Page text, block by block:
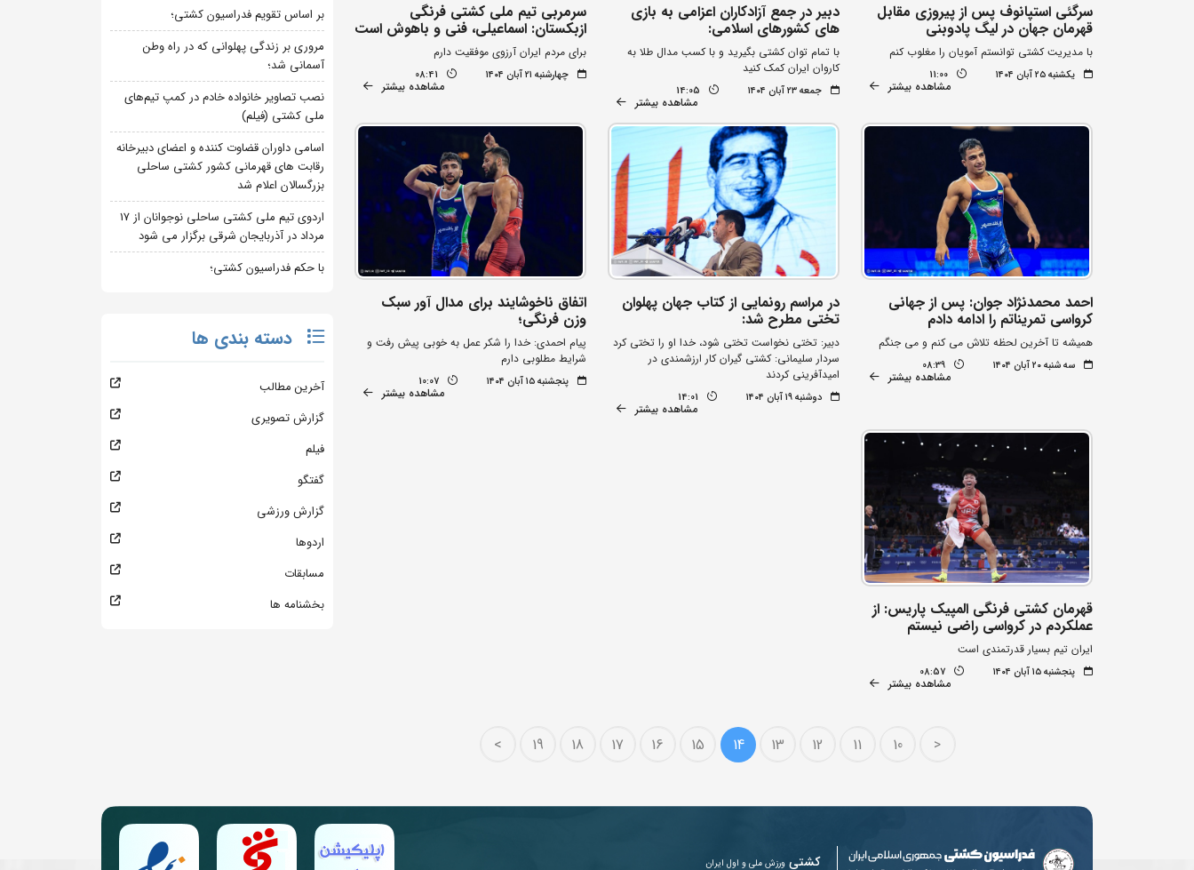
سرگئی استپانوف پس از پیروزی مقابل
قهرمان جهان در لیگ پادوبنی
با مدیریت کشتی توانستم آمویان را مغلوب کنم
یکشنبه ۲۵ آبان ۱۴۰۴ 11:00
مشاهده بیشتر
دبیر در جمع آزادکاران اعزامی به بازی
های کشورهای اسلامی:
با تمام توان کشتی بگیرید و با کسب مدال طلا به
کاروان ایران کمک کنید
جمعه ۲۳ آبان ۱۴۰۴ 14:05
مشاهده بیشتر
سرمربی تیم ملی کشتی فرنگی
ازبکستان: اسماعیلی، فنی و باهوش است
برای مردم ایران آرزوی موفقیت دارم
چهارشنبه ۲۱ آبان ۱۴۰۴ 08:41
مشاهده بیشتر
احمد محمدنژاد جوان: پس از جهانی
کرواسی تمریناتم را ادامه دادم
همیشه تا آخرین لحظه تلاش می کنم و می جنگم
سه شنبه ۲۰ آبان ۱۴۰۴ 08:39
مشاهده بیشتر
در مراسم رونمایی از کتاب جهان پهلوان
تختی مطرح شد:
دبیر: تختی نخواست تختی شود، خدا او را تختی کرد
سردار سلیمانی: کشتی گیران کار ارزشمندی در
امیدآفرینی کردند
دوشنبه ۱۹ آبان ۱۴۰۴ 14:01
مشاهده بیشتر
اتفاق ناخوشایند برای مدال آور سبک
وزن فرنگی؛
پیام احمدی: خدا را شکر عمل به خوبی پیش رفت و
شرایط مطلوبی دارم
پنجشنبه ۱۵ آبان ۱۴۰۴ 10:07
مشاهده بیشتر
قهرمان کشتی فرنگی المپیک پاریس: از
عملکردم در کرواسی راضی نیستم
ایران تیم بسیار قدرتمندی است
پنجشنبه ۱۵ آبان ۱۴۰۴ 08:57
مشاهده بیشتر
<
10
11
12
13
14
15
16
17
18
19
>
بر اساس تقویم فدراسیون کشتی؛
مروری بر زندگی پهلوانی که در راه وطن
آسمانی شد؛
نصب تصاویر خانواده خادم در کمپ تیم‌های
ملی کشتی (فیلم)
اسامی داوران قضاوت کننده و اعضای دبیرخانه
رقابت های قهرمانی کشور کشتی ساحلی
بزرگسالان اعلام شد
اردوی تیم ملی کشتی ساحلی نوجوانان از 17
مرداد در آذربایجان شرقی برگزار می شود
با حکم فدراسیون کشتی؛
دسته بندی ها
آخرین مطالب
گزارش تصویری
فیلم
گفتگو
گزارش ورزشی
اردوها
مسابقات
بخشنامه ها
کشتی ورزش ملی و اول ایران